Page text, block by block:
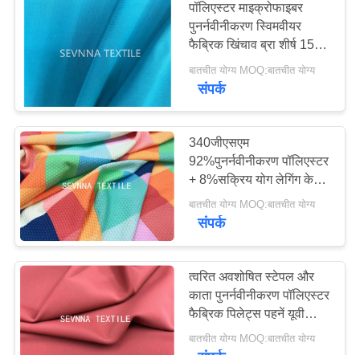
PRIVACY
POLICY
पॉलिएस्टर माइक्रोफाइबर
पुनर्नवीनीकरण स्विमवीयर
फैब्रिक खिंचाव ब्रा शीर्ष 152
सेमी चौड़ाई:
बातचीत योग्य MOQ:बातचीत योग्य
संपर्क
340जीएसएम
92%पुनर्नवीनीकरण पॉलिएस्टर
+ 8%सक्रिय योग लेगिंग के
लिए स्पैन्डेक्स कपड़े
बातचीत योग्य MOQ:बातचीत योग्य
संपर्क
त्वरित अवशोषित स्टेपल और
काता पुनर्नवीनीकरण पॉलिएस्टर
फैब्रिक पिलेट्स पहनें यूवी
स्ट्रेच एंटी एजिंग बर्निंग किरणें
बातचीत योग्य MOQ:बातचीत योग्य